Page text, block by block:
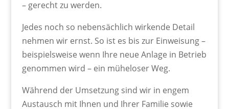
– gerecht zu werden.
Jedes noch so nebensächlich wirkende Detail
nehmen wir ernst. So ist es bis zur Einweisung –
beispielsweise wenn Ihre neue Anlage in Betrieb
genommen wird – ein müheloser Weg.
Während der Umsetzung sind wir in engem
Austausch mit Ihnen und Ihrer Familie sowie